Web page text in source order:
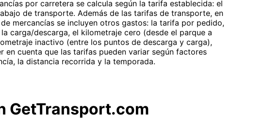
por carretera se calcula según la tarifa establecida: el
de transporte. Además de las tarifas de transporte, en
mercancías se incluyen otros gastos: la tarifa por pedido,
carga/descarga, el kilometraje cero (desde el parque a
inactivo (entre los puntos de descarga y carga),
en cuenta que las tarifas pueden variar según factores
la distancia recorrida y la temporada.
GetTransport.com